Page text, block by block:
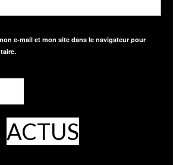
e-mail et mon site dans le navigateur pour
ACTUS